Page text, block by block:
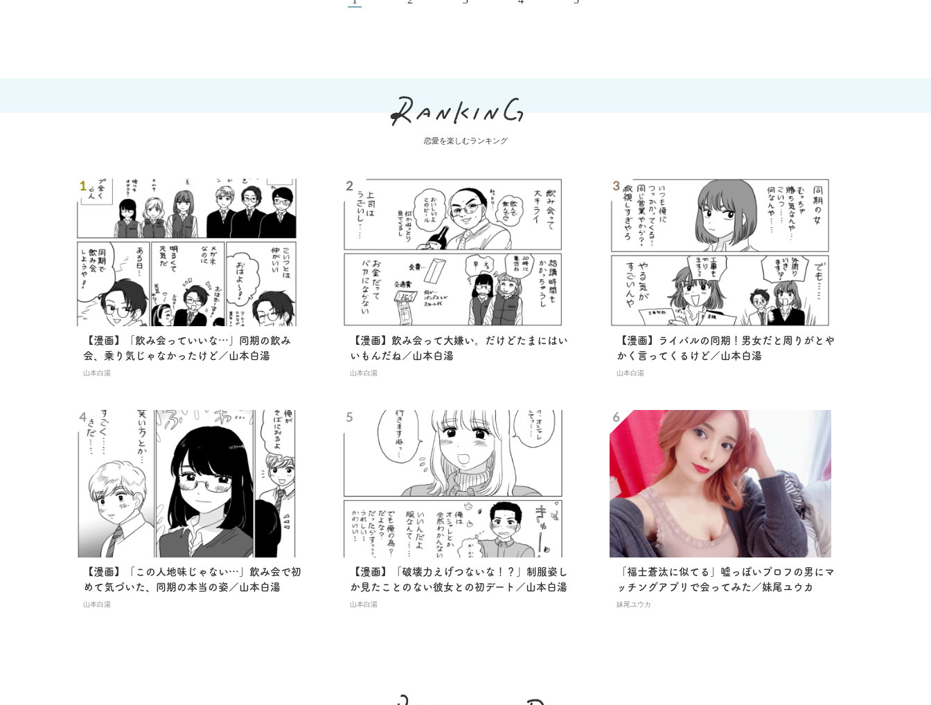
恋愛を楽しむランキング
【漫画】「飲み会っていいな…」同期の飲み
会、乗り気じゃなかったけど／山本白湯
山本白湯
【漫画】飲み会って大嫌い。だけどたまにはい
いもんだね／山本白湯
山本白湯
【漫画】ライバルの同期！男女だと周りがとや
かく言ってくるけど／山本白湯
山本白湯
【漫画】「この人地味じゃない…」飲み会で初
めて気づいた、同期の本当の姿／山本白湯
山本白湯
【漫画】「破壊力えげつないな！？」制服姿し
か見たことのない彼女との初デート／山本白湯
山本白湯
「福士蒼汰に似てる」嘘っぽいプロフの男にマ
ッチングアプリで会ってみた／妹尾ユウカ
妹尾ユウカ